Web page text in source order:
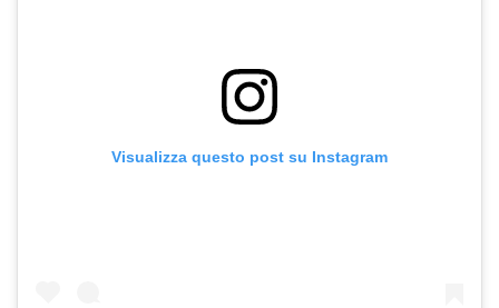
Visualizza questo post su Instagram